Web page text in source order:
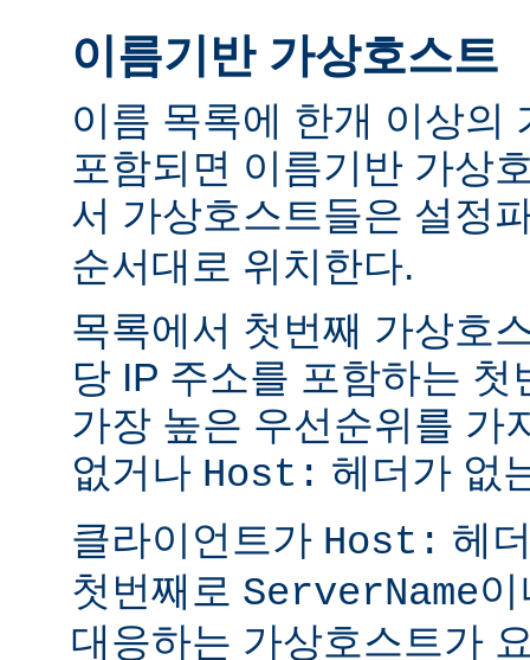
이름기반 가상호스트
이름 목록에 한개 이상의
포함되면 이름기반 가상
서 가상호스트들은 설정
순서대로 위치한다.
목록에서 첫번째 가상호
당 IP 주소를 포함하는
가장 높은 우선순위를 가
없거나 Host: 헤더가 없
클라이언트가 Host: 헤
첫번째로 ServerName
대응하는 가상호스트가